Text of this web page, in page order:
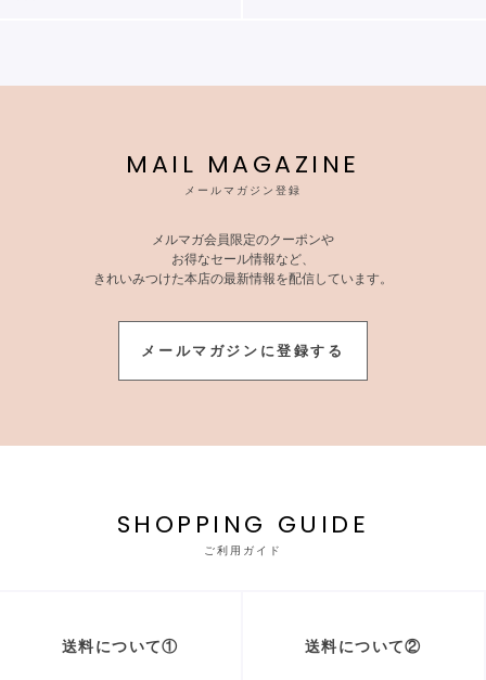
MAIL MAGAZINE
メールマガジン登録
メルマガ会員限定のクーポンや
お得なセール情報など、
きれいみつけた本店の最新情報を配信しています。
メールマガジンに登録する
SHOPPING GUIDE
ご利用ガイド
送料について① 送料について②